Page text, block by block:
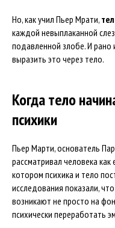
Но, как учил Пьер Мрати,
каждой невыплаканной
подавленной злобе. И рано
выразить это через тело.
Когда тело
психики
Пьер Марти, основатель
рассматривал человека
котором психика и тело
исследования показали,
возникают не просто на
психически переработать